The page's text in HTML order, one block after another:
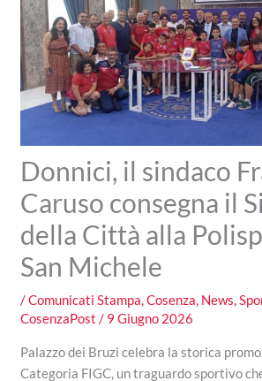
Donnici, il sindaco
Caruso consegna il
della Città alla
San Michele
/Comunicati Stampa,Cosenza, News,
CosenzaPost/ 9 Giugno 2026
Palazzo dei Bruzi celebra la storica
Categoria FIGC, un traguardo sportivo